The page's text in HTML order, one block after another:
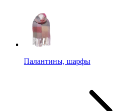
Палантины, шарфы